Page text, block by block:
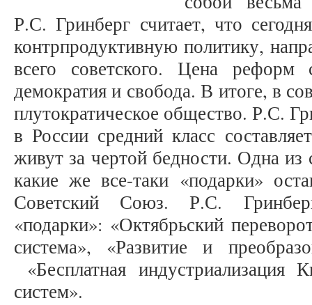
Р.С. Гринберг считает, что
контрпродуктивную политику,
всего советского. Цена реформ
демократия и свобода. В итоге, в
плутократическое общество. Р.С.
в России средний класс
живут за чертой бедности. Одна из
какие же все-таки «подарки»
Советский Союз. Р.С.
«подарки»: «Октябрьский
система», «Развитие и
«Бесплатная индустриализация
систем».